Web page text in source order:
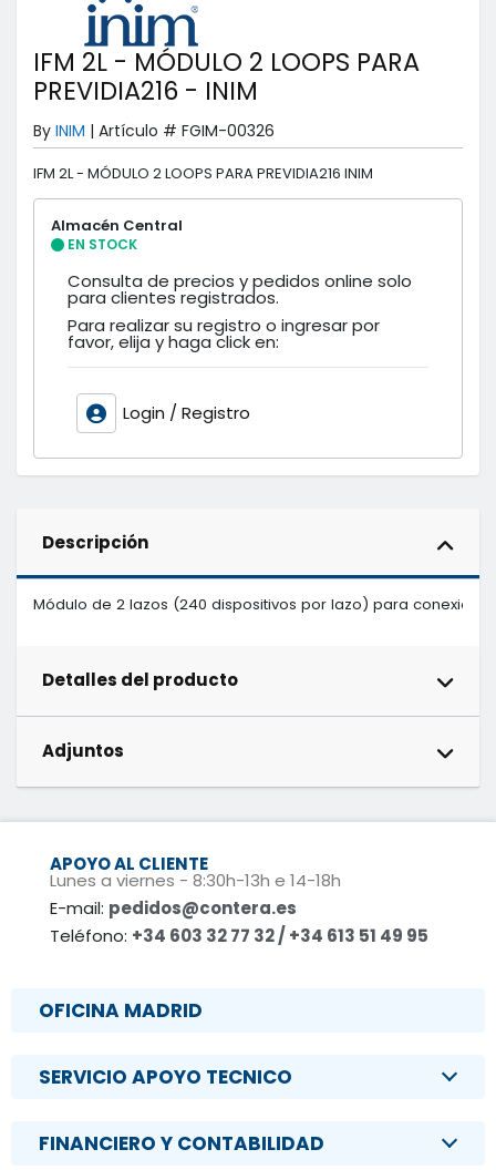
IFM 2L - MÓDULO 2 LOOPS PARA
PREVIDIA216 - INIM
By INIM | Artículo # FGIM-00326
IFM 2L - MÓDULO 2 LOOPS PARA PREVIDIA216 INIM
Almacén Central
EN STOCK
Consulta de precios y pedidos online solo
para clientes registrados.
Para realizar su registro o ingresar por
favor, elija y haga click en:
Login / Registro
Descripción
Módulo de 2 lazos (240 dispositivos por lazo) para conexión
Detalles del producto
Adjuntos
APOYO AL CLIENTE
Lunes a viernes - 8:30h-13h e 14-18h
E-mail: pedidos@contera.es
Teléfono: +34 603 32 77 32 / +34 613 51 49 95
OFICINA MADRID
SERVICIO APOYO TECNICO
FINANCIERO Y CONTABILIDAD